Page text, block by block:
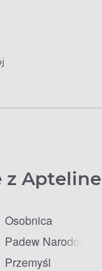
z Apteline
Osobnica
Padew Narodowa
Przemyśl